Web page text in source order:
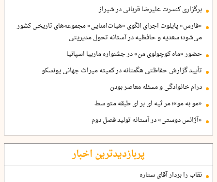
برگزاری کنسرت علیرضا قربانی در شیراز
«فارس» پایلوت اجرای الگوی «هیات‌امنایی» مجموعه‌های تاریخی کشور
می‌شود؛ سعدیه و حافظیه در آستانه تحول مدیریتی
حضور «ماه کوچولوی من» در جشنواره ماربیا اسپانیا
تأیید گزارش حفاظتی هگمتانه در کمیته میراث جهانی یونسکو
درام خانوادگی و مسئله معاصر بودن
«مو به مو»؛ مر ثیه ای بر ای طبقه متو سط
«آژانس دوستی» در آستانه تولید فصل دوم
پربازدیدترین اخبار
نقاب را بردار آقای ستاره